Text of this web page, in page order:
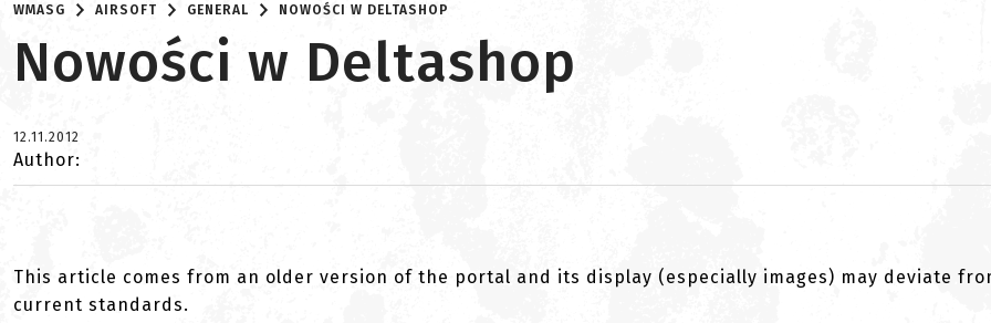
WMASG AIRSOFT GENERAL NOWOŚCI W DELTASHOP
Nowości w Deltashop
12.11.2012
Author:
This article comes from an older version of the portal and its display (especially images) may deviate
current standards.